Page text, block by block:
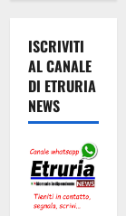
ISCRIVITI
AL CANALE
DI ETRURIA
NEWS